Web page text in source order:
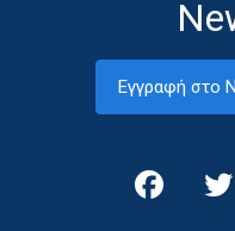
Εγγραφή στο